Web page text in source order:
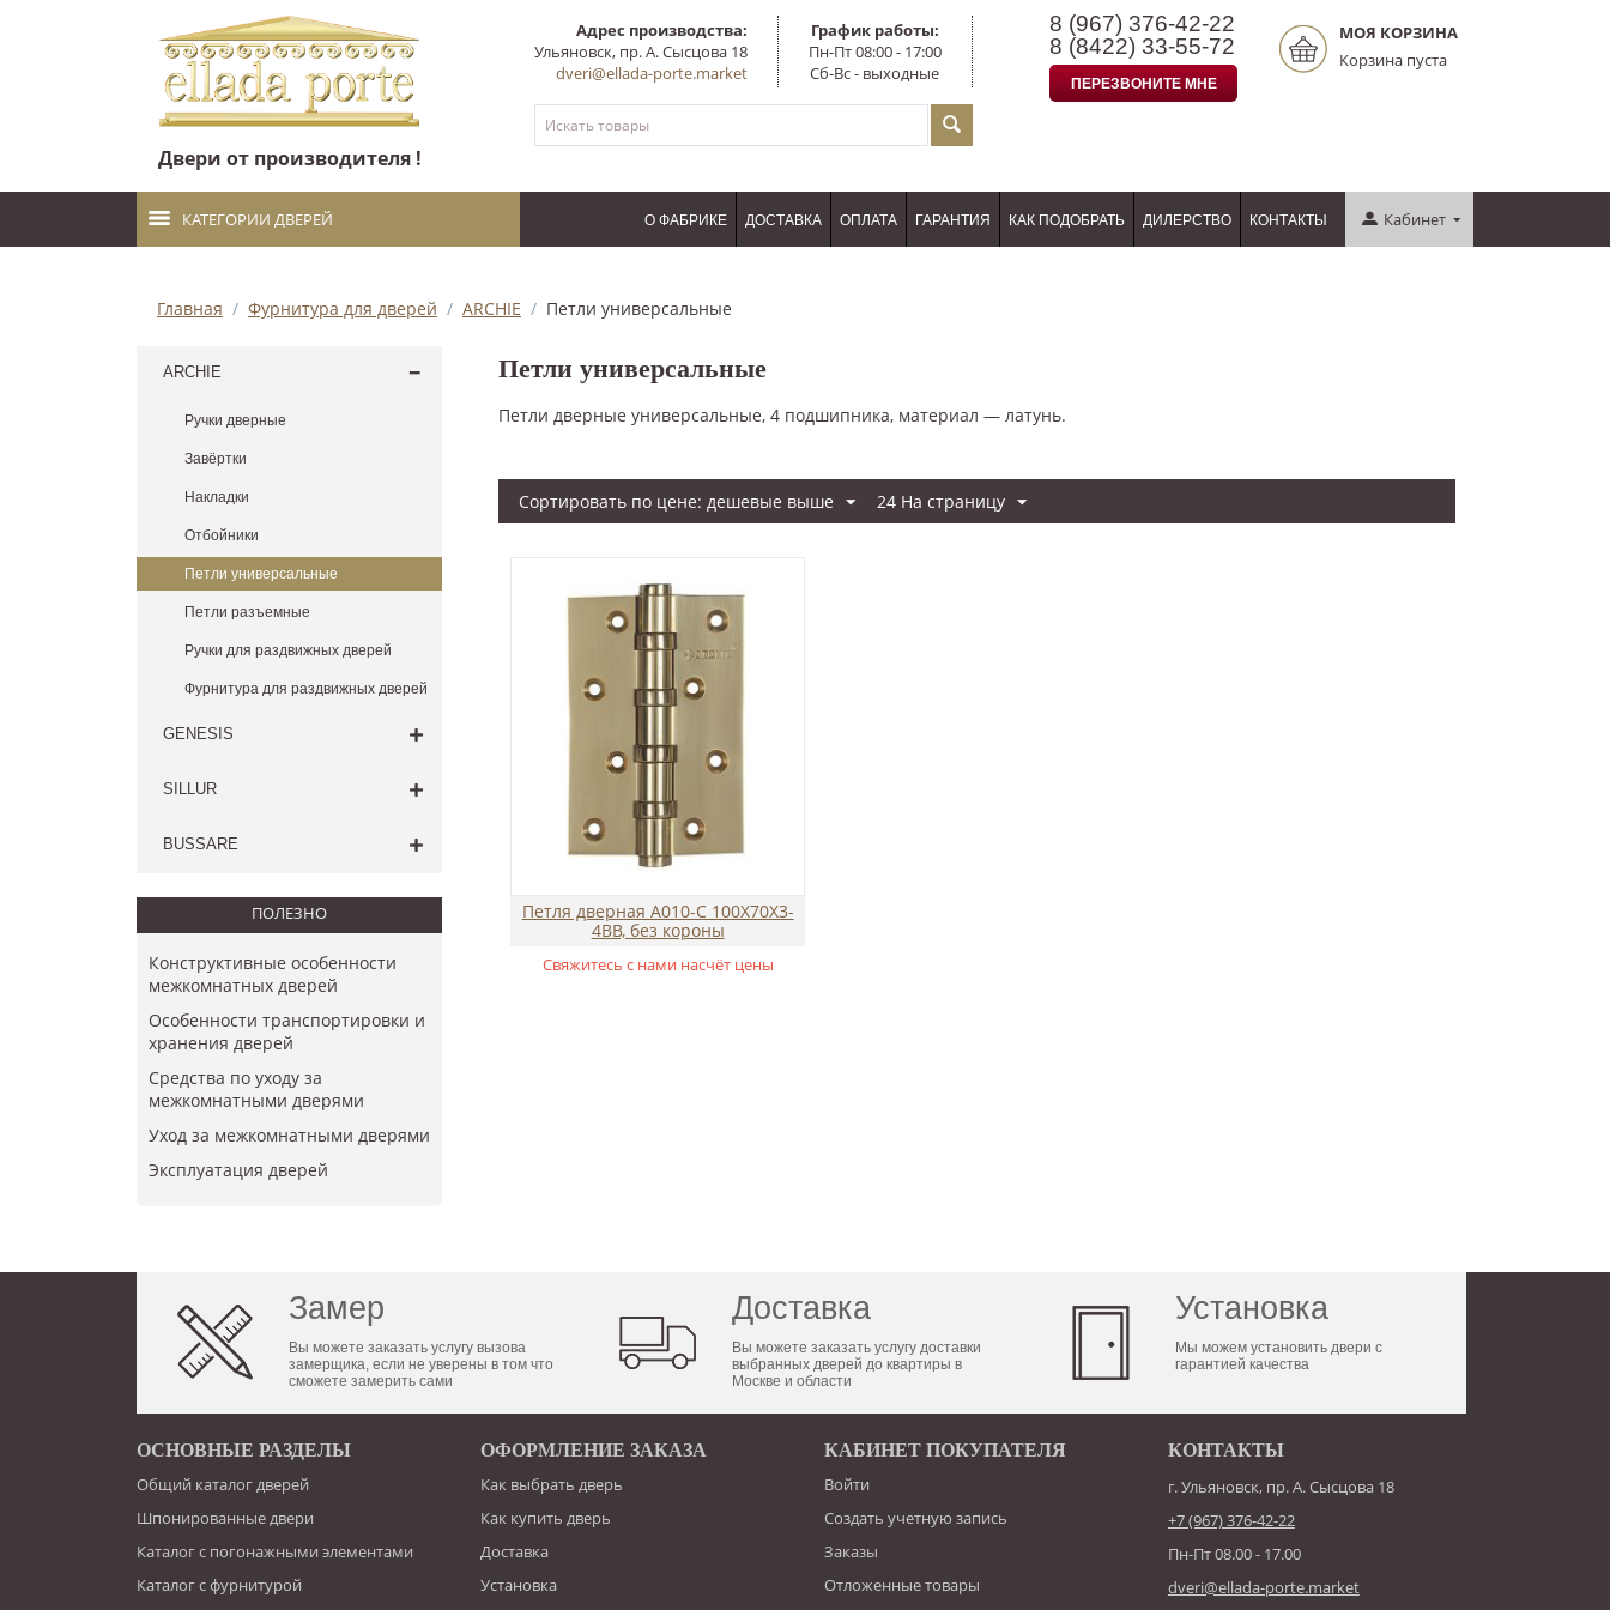
Двери от производителя !
Адрес производства:
Ульяновск, пр. А. Сысцова 18
dveri@ellada-porte.market
График работы:
Пн-Пт 08:00 - 17:00
Сб-Вс - выходные
8 (967) 376-42-22
8 (8422) 33-55-72
ПЕРЕЗВОНИТЕ МНЕ
МОЯ КОРЗИНА
Корзина пуста
КАТЕГОРИИ ДВЕРЕЙ О ФАБРИКЕ ДОСТАВКА ОПЛАТА ГАРАНТИЯ КАК ПОДОБРАТЬ ДИЛЕРСТВО КОНТАКТЫ Кабинет
Главная / Фурнитура для дверей / ARCHIE / Петли универсальные
ARCHIE
Ручки дверные
Завёртки
Накладки
Отбойники
Петли универсальные
Петли разъемные
Ручки для раздвижных дверей
Фурнитура для раздвижных дверей
GENESIS
SILLUR
BUSSARE
ПОЛЕЗНО
Конструктивные особенности
межкомнатных дверей
Особенности транспортировки и
хранения дверей
Средства по уходу за
межкомнатными дверями
Уход за межкомнатными дверями
​Эксплуатация дверей
Петли универсальные
Петли дверные универсальные, 4 подшипника, материал — латунь.
Сортировать по цене: дешевые выше 24 На страницу
Петля дверная A010-C 100X70X3-
4BB, без короны
Свяжитесь с нами насчёт цены
Замер
Вы можете заказать услугу вызова
замерщика, если не уверены в том что
сможете замерить сами
Доставка
Вы можете заказать услугу доставки
выбранных дверей до квартиры в
Москве и области
Установка
Мы можем установить двери с
гарантией качества
ОСНОВНЫЕ РАЗДЕЛЫ
Общий каталог дверей
Шпонированные двери
Каталог с погонажными элементами
Каталог с фурнитурой
ОФОРМЛЕНИЕ ЗАКАЗА
Как выбрать дверь
Как купить дверь
Доставка
Установка
КАБИНЕТ ПОКУПАТЕЛЯ
Войти
Создать учетную запись
Заказы
Отложенные товары
КОНТАКТЫ
г. Ульяновск, пр. А. Сысцова 18
+7 (967) 376-42-22
Пн-Пт 08.00 - 17.00
dveri@ellada-porte.market